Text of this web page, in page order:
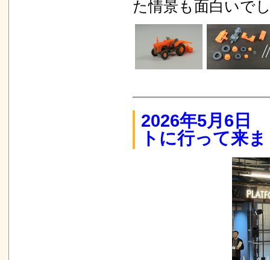
た情景も面白いで
2026年5月6日
トに行って来